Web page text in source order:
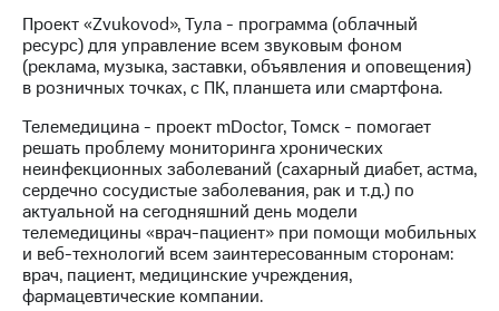
Проект «Zvukovod», Тула - программа (облачный
ресурс) для управление всем звуковым фоном
(реклама, музыка, заставки, объявления и оповещения)
в розничных точках, с ПК, планшета или смартфона.
Телемедицина - проект mDoctor, Томск - помогает
решать проблему мониторинга хронических
неинфекционных заболеваний (сахарный диабет, астма,
сердечно сосудистые заболевания, рак и т.д.) по
актуальной на сегодняшний день модели
телемедицины «врач-пациент» при помощи мобильных
и веб-технологий всем заинтересованным сторонам:
врач, пациент, медицинские учреждения,
фармацевтические компании.